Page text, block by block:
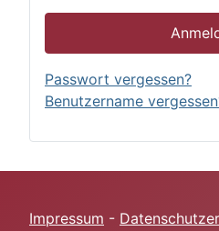
Passwort vergessen?
Benutzername
Impressum -